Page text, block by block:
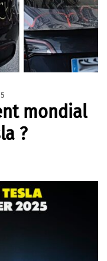
mondial
?